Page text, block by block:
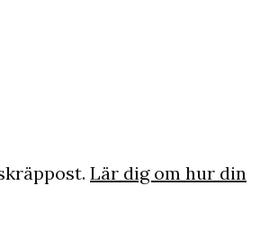
Lär dig om hur din